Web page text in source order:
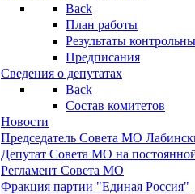
Back
План работы
Результаты
Предписания
Сведения о депутатах
Back
Состав комитетов
Новости
Председатель Совета МО
Депутат Совета МО на
Регламент Совета МО
Фракция партии "Единая Россия"